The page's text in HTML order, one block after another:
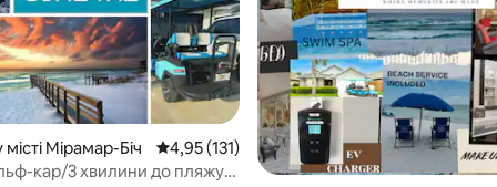
відгуки: 116
Мірамар-Біч Середня оцінка: 4,95 з 5, відгуки: 131
4,95 (131)
кар/3 хвилини до пляжу/